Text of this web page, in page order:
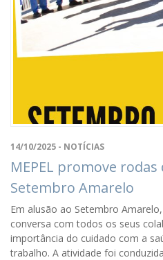
14/10/2025 - NOTÍCIAS
MEPEL promove
Setembro Amarelo
Em alusão ao Setembro
conversa com todos os seus
importância do cuidado com a
trabalho. A atividade foi